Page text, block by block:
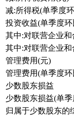
减:所得税(单季度
投资收益(单季度环
其中:对联营企业
其中:对联营企业
管理费用(元)
管理费用(单季度环
少数股东损益
少数股东损益(单
归属于少数股东的